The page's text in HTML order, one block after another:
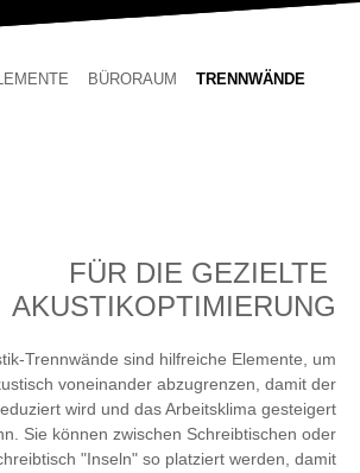
BÜRORAUM TRENNWÄNDE
FÜR DIE GEZIELTE
AKUSTIKOPTIMIERUNG
Trennwände sind hilfreiche Elemente, um
voneinander abzugrenzen, damit der
wird und das Arbeitsklima gesteigert
Sie können zwischen Schreibtischen oder
"Inseln" so platziert werden, damit